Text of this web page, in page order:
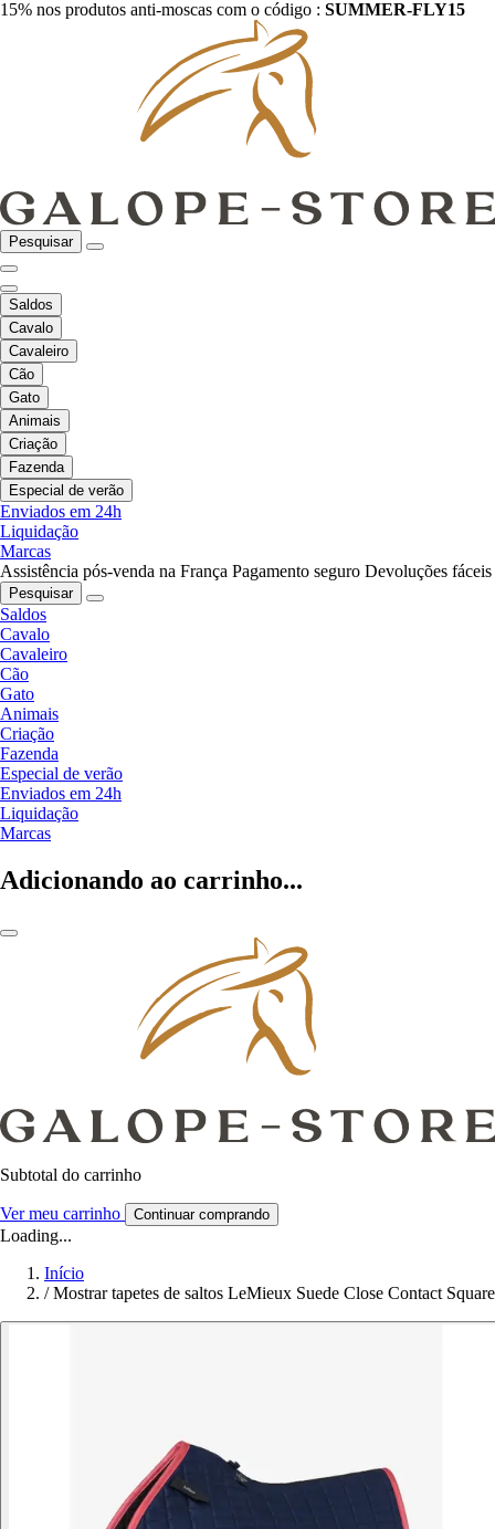
15% nos produtos anti-moscas com o código : SUMMER-FLY15
Pesquisar
Saldos
Cavalo
Cavaleiro
Cão
Gato
Animais
Criação
Fazenda
Especial de verão
Enviados em 24h
Liquidação
Marcas
Assistência pós-venda na França Pagamento seguro Devoluções fáceis
Pesquisar
Saldos
Cavalo
Cavaleiro
Cão
Gato
Animais
Criação
Fazenda
Especial de verão
Enviados em 24h
Liquidação
Marcas
Adicionando ao carrinho...
Subtotal do carrinho
Ver meu carrinho Continuar comprando
Loading...
Início
/ Mostrar tapetes de saltos LeMieux Suede Close Contact Square